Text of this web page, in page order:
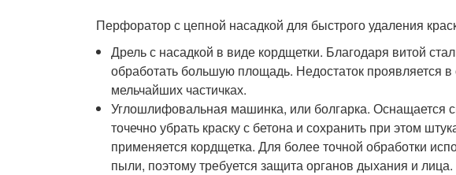
Перфоратор с цепной насадкой для быстрого удаления
Дрель с насадкой в виде кордщетки. Благодаря витой
обработать большую площадь. Недостаток проявляется
мельчайших частичках.
Углошлифовальная машинка, или болгарка. Оснащается
точечно убрать краску с бетона и сохранить при этом
применяется кордщетка. Для более точной обработки
пыли, поэтому требуется защита органов дыхания и лица.